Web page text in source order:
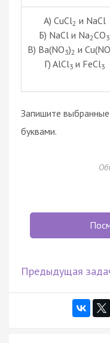
А) CuCl2 и NaCl
Б) NaCl и Na2CO3
В) Ba(NO3)2 и Cu(NO
Г) AlCl3 и FeCl3
Запишите
буквами.
Предыдущая